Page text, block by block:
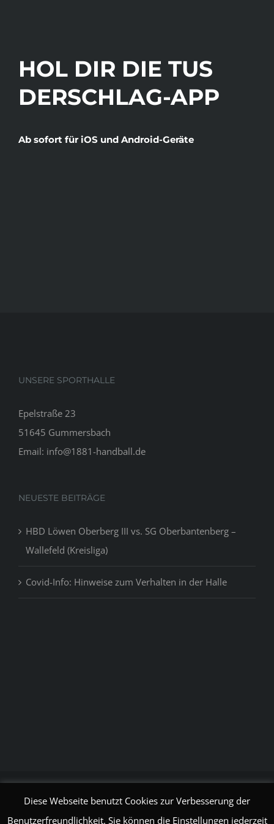
HOL DIR DIE TUS
DERSCHLAG-APP
Ab sofort für iOS und Android-Geräte
UNSERE SPORTHALLE
Epelstraße 23
51645 Gummersbach
Email: info@1881-handball.de
NEUESTE BEITRÄGE
HBD Löwen Oberberg III vs. SG Oberbantenberg –
Wallefeld (Kreisliga)
Covid-Info: Hinweise zum Verhalten in der Halle
Diese Webseite benutzt Cookies zur Verbesserung der
Benutzerfreundlichkeit. Sie können die Einstellungen jederzeit